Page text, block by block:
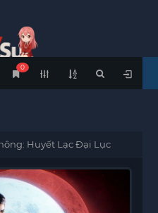
0
Huyết Lạc Đại Lục